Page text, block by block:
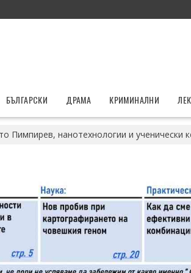
БЪЛГАРСКИ ДРАМА КРИМИНАЛНИ
Пимпирев, нанотехнологии и ученически